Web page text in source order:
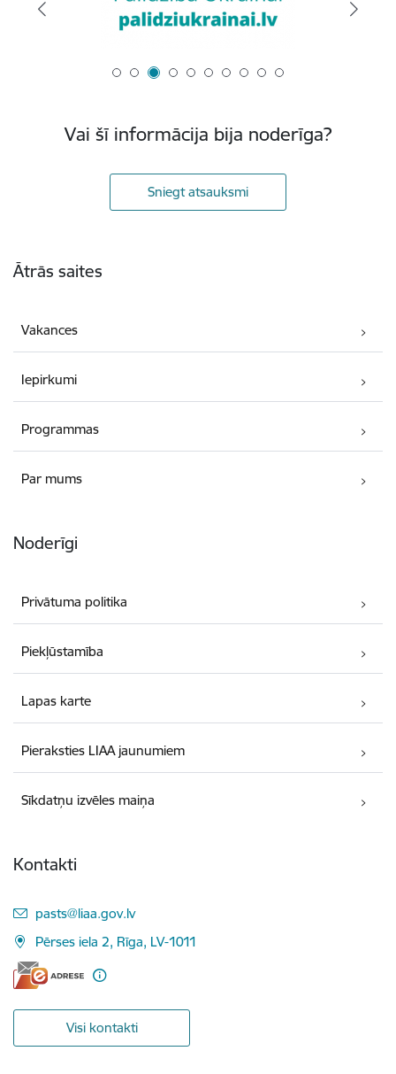
Vai šī informācija bija noderīga?
Sniegt atsauksmi
Ātrās saites
Vakances
Iepirkumi
Programmas
Par mums
Noderīgi
Privātuma politika
Piekļūstamība
Lapas karte
Pieraksties LIAA jaunumiem
Sīkdatņu izvēles maiņa
Kontakti
E-pasts:
pasts@liaa.gov.lv
Pērses iela 2, Rīga, LV-1011
Visi kontakti